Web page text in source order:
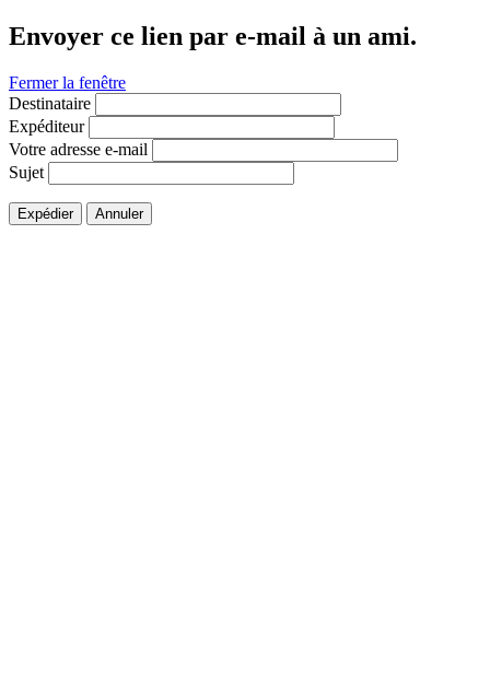
Envoyer ce lien par e-mail à un ami.
Fermer la fenêtre
Destinataire
Expéditeur
Votre adresse e-mail
Sujet
Expédier Annuler